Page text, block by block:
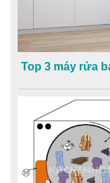
Top 3 máy rửa